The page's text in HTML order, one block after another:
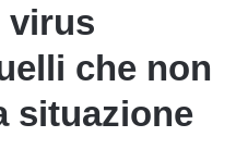
virus
che non
situazione